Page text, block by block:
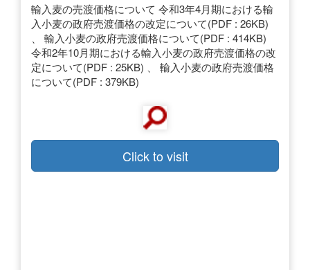
輸入麦の売渡価格について 令和3年4月期における輸
入小麦の政府売渡価格の改定について(PDF : 26KB)
、 輸入小麦の政府売渡価格について(PDF : 414KB)
令和2年10月期における輸入小麦の政府売渡価格の改
定について(PDF : 25KB) 、 輸入小麦の政府売渡価格
について(PDF : 379KB)
Click to visit